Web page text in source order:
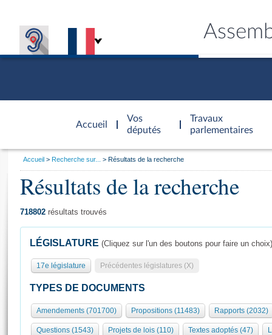
Accueil
d'accueil
Vos
députés
Travaux
parlementaires
Présidence
577 députés
Groupes politiques
Séance publique
Commissions et autres organes
Europe et International
Général
Rôle et pouvoirs de l'Assemblée
Organisation de l'Assemblée
Présidence Conférence des Présidents Bureau Collège des
Visiter l'Assemblée
Visite virtuelle du palais Bourbon
Assister à une séance
Vous
Accueil Recherche sur... Résultats de la recherche
Résultats de la recherche
718802 résultats trouvés
LÉGISLATURE (Cliquez sur l'un des boutons pour faire un choix)
17e législature Précédentes législatures (X)
TYPES DE DOCUMENTS
Amendements (701700) Propositions (11483) Rapports (2032)
Questions (1543) Projets de lois (110) Textes adoptés (47)